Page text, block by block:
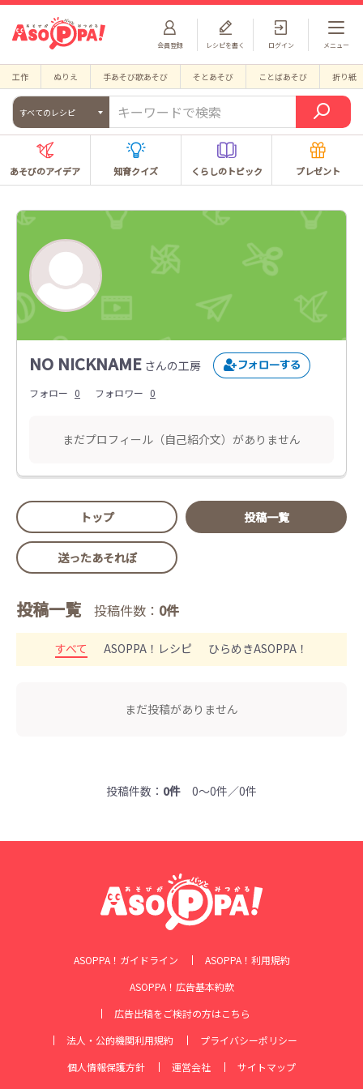
会員登録 ログイン
レシピを書く メニュー
工作 ぬりえ 手あそび歌あそび そとあそび ことばあそび 折り紙
すべてのレシピ
あそびのアイデア 知育クイズ くらしのトピック プレゼント
NO NICKNAME さんの工房
フォロー 0 フォロワー 0
まだプロフィール（自己紹介文）がありません
トップ 投稿一覧
送ったあそれぽ
投稿一覧 投稿件数： 0件
すべて ASOPPA！レシピ ひらめきASOPPA！
まだ投稿がありません
投稿件数： 0件 0～0件／0件
ASOPPA！ガイドライン
ASOPPA！利用規約
ASOPPA！広告基本約款
広告出稿をご検討の方はこちら
法人・公的機関利用規約
プライバシーポリシー
個人情報保護方針
運営会社 サイトマップ